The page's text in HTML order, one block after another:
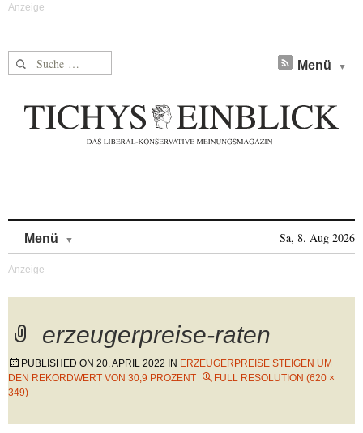
Suche nach: Menü
Menü Sa, 8. Aug 2026
erzeugerpreise-raten
PUBLISHED ON 20. APRIL 2022 IN ERZEUGERPREISE STEIGEN UM
DEN REKORDWERT VON 30,9 PROZENT
FULL RESOLUTION (620 ×
349)